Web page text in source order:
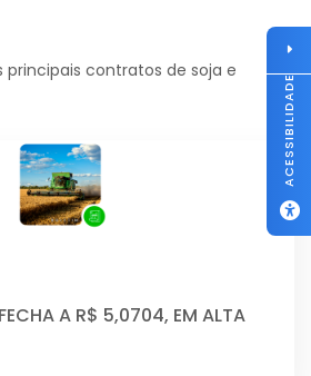
contratos de soja e
A R$ 5,0704, EM ALTA
ACESSIBILIDADE